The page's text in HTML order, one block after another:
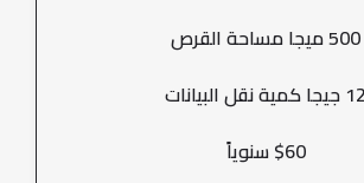
500 ميجا مساحة القرص
12 جيجا كمية نقل البيانات
$60 سنوياً